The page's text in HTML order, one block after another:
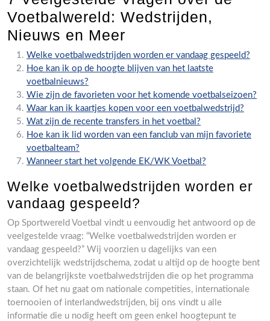
Voetbalwereld: Wedstrijden,
Nieuws en Meer
Welke voetbalwedstrijden worden er vandaag gespeeld?
Hoe kan ik op de hoogte blijven van het laatste
voetbalnieuws?
Wie zijn de favorieten voor het komende voetbalseizoen?
Waar kan ik kaartjes kopen voor een voetbalwedstrijd?
Wat zijn de recente transfers in het voetbal?
Hoe kan ik lid worden van een fanclub van mijn favoriete
voetbalteam?
Wanneer start het volgende EK/WK Voetbal?
Welke voetbalwedstrijden worden er
vandaag gespeeld?
Op Sportwereld Voetbal vindt u eenvoudig het antwoord op de
veelgestelde vraag: “Welke voetbalwedstrijden worden er
vandaag gespeeld?” Wij voorzien u dagelijks van een
overzichtelijk wedstrijdschema, zodat u altijd op de hoogte bent
van de belangrijkste voetbalwedstrijden die op het programma
staan. Of het nu gaat om nationale competities, internationale
toernooien of interlandwedstrijden, bij ons vindt u alle
informatie die u nodig heeft om geen enkel hoogtepunt te